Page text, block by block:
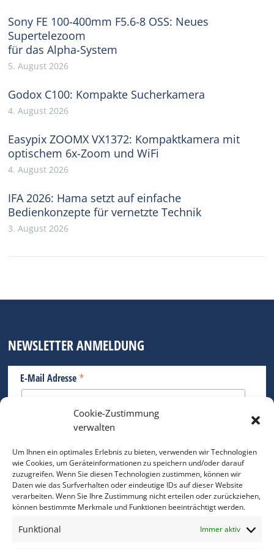
Cookie-Zustimmung
verwalten
Um Ihnen ein optimales Erlebnis zu bieten, verwenden wir Technologien
wie Cookies, um Geräteinformationen zu speichern und/oder darauf
zuzugreifen. Wenn Sie diesen Technologien zustimmen, können wir
Daten wie das Surfverhalten oder eindeutige IDs auf dieser Website
verarbeiten. Wenn Sie Ihre Zustimmung nicht erteilen oder zurückziehen,
können bestimmte Merkmale und Funktionen beeinträchtigt werden.
Funktional Immer aktiv
Sony FE 100-400mm F5.6-8 OSS: Neues
Supertelezoom
für das Alpha-System
5. August 2026
Godox C100: Kompakte Sucherkamera
4. August 2026
Easypix ZOOMX VX1372: Kompaktkamera mit
optischem 6x-Zoom und WiFi
4. August 2026
IFA 2026: Hama setzt auf einfache
Bedienkonzepte für vernetzte Technik
3. August 2026
NEWSLETTER ANMELDUNG
E-Mail Adresse *
Bitte geben Sie Ihre E-Mail Adresse ein.
*